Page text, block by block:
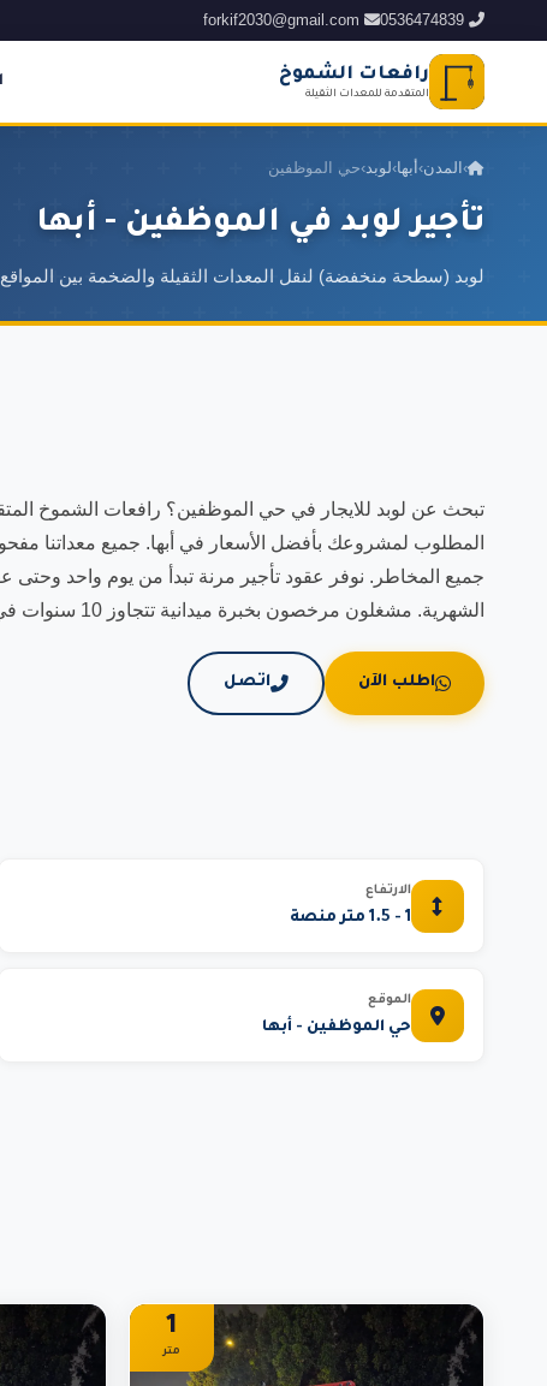
0536474839
forkif2030@gmail.com
رافعات الشموخ
المتقدمة للمعدات الثقيلة
› المدن›أبها›لوبد›حي الموظفين
تأجير لوبد في الموظفين - أبها
لوبد (سطحة منخفضة) لنقل المعدات الثقيلة والضخمة بين
تبحث عن لوبد للايجار في حي الموظفين؟ رافعات الشموخ
الشهرية. مشغلون مرخصون بخبرة ميدانية تتجاوز 10 سنوات في مشاريع مشابهة.
اطلب الآن اتصل
الارتفاع
1 - 1.5 متر منصة
الموقع
حي الموظفين - أبها
1
متر